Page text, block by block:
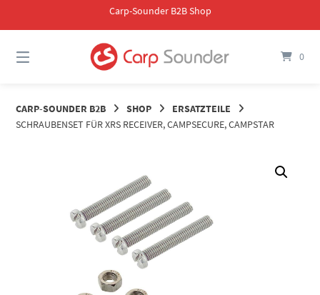
Carp-Sounder B2B Shop
0
CARP-SOUNDER B2B SHOP
ERSATZTEILE
SCHRAUBENSET FÜR XRS RECEIVER, CAMPSECURE, CAMPSTAR